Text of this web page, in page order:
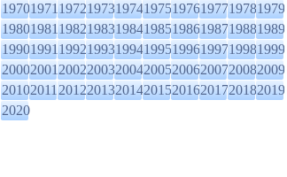
1970197119721973197419751976197719781979
1980198119821983198419851986198719881989
1990199119921993199419951996199719981999
2000200120022003200420052006200720082009
2010201120122013201420152016201720182019
2020